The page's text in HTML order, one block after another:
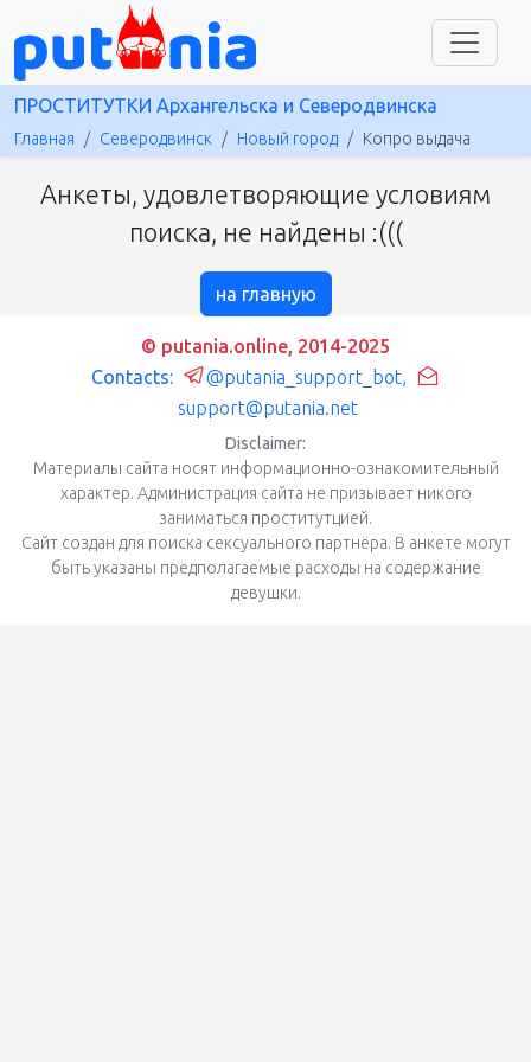
ПРОСТИТУТКИ Архангельска и Северодвинска
Главная Северодвинск Новый город Копро выдача
Анкеты, удовлетворяющие условиям
поиска, не найдены :(((
на главную
© putania.online, 2014-2025
Contacts:
@putania_support_bot,
support@putania.net
Disclaimer:
Материалы сайта носят информационно-ознакомительный
характер. Администрация сайта не призывает никого
заниматься проститутцией.
Сайт создан для поиска сексуального партнёра. В анкете могут
быть указаны предполагаемые расходы на содержание
девушки.